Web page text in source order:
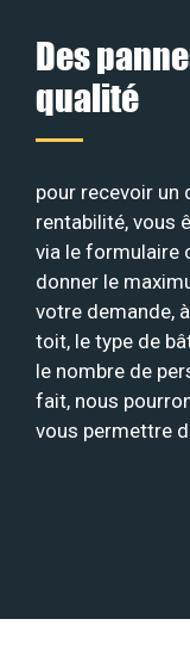
Des
qualité
pour recevoir un
rentabilité, vous
via le formulaire
donner le
votre demande,
toit, le type de
le nombre de
fait, nous
vous permettre